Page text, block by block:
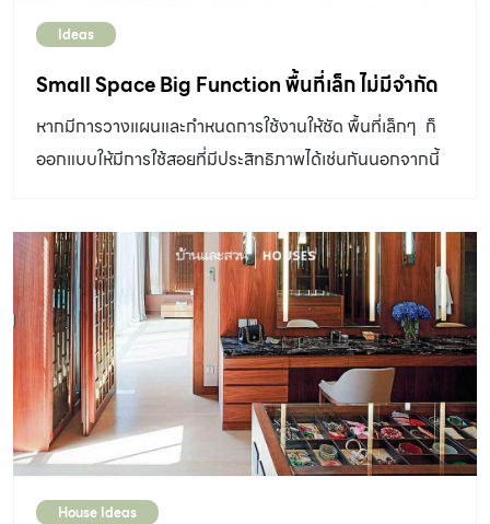
Ideas
Small Space Big Function พื้นที่เล็ก ไม่มีจำกัด
หากมีการวางแผนและกำหนดการใช้งานให้ชัด พื้นที่เล็กๆ ก็
ออกแบบให้มีการใช้สอยที่มีประสิทธิภาพได้เช่นกันนอกจากนี้
House Ideas